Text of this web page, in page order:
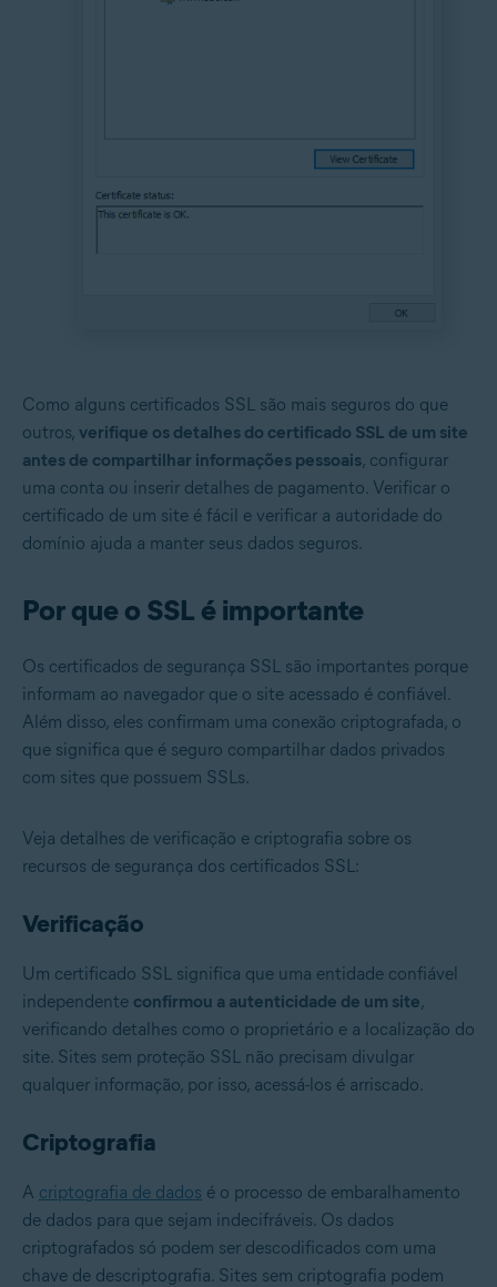
Como alguns certificados SSL são mais seguros do que
outros, verifique os detalhes do certificado SSL de um site
antes de compartilhar informações pessoais, configurar
uma conta ou inserir detalhes de pagamento. Verificar o
certificado de um site é fácil e verificar a autoridade do
domínio ajuda a manter seus dados seguros.
Por que o SSL é importante
Os certificados de segurança SSL são importantes porque
informam ao navegador que o site acessado é confiável.
Além disso, eles confirmam uma conexão criptografada, o
que significa que é seguro compartilhar dados privados
com sites que possuem SSLs.
Veja detalhes de verificação e criptografia sobre os
recursos de segurança dos certificados SSL:
Verificação
Um certificado SSL significa que uma entidade confiável
independente confirmou a autenticidade de um site,
verificando detalhes como o proprietário e a localização do
site. Sites sem proteção SSL não precisam divulgar
qualquer informação, por isso, acessá-los é arriscado.
Criptografia
A criptografia de dados é o processo de embaralhamento
de dados para que sejam indecifráveis. Os dados
criptografados só podem ser descodificados com uma
chave de descriptografia. Sites sem criptografia podem